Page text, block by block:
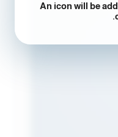
An icon will be